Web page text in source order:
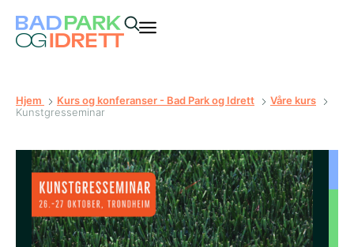
Hjem Kurs og konferanser - Bad Park og Idrett
Våre kurs
Kunstgresseminar